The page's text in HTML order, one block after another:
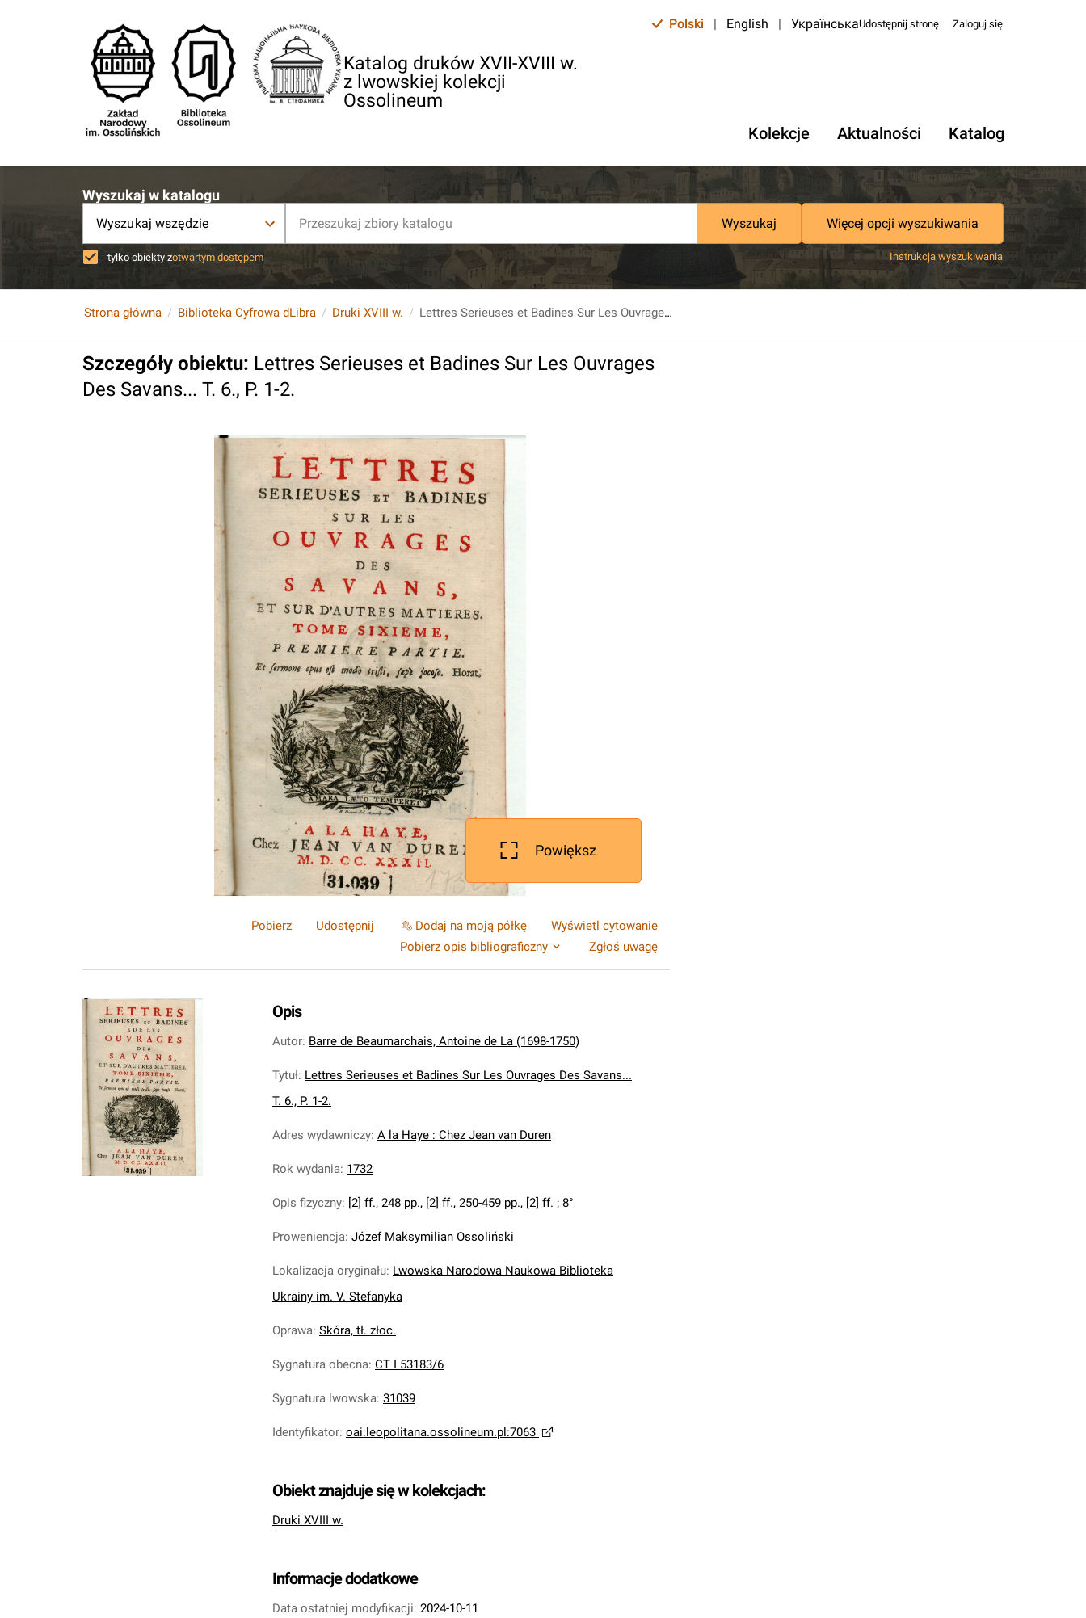
Katalog druków XVII-XVIII w.
z lwowskiej kolekcji
Ossolineum
Polski | English | УкраїнськаUdostępnij stronę Zaloguj się
Kolekcje Aktualności Katalog
Wyszukaj w katalogu
Wyszukaj wszędzie Wyszukaj Więcej opcji wyszukiwania
tylko obiekty zotwartym dostępem Instrukcja wyszukiwania
Strona główna Biblioteka Cyfrowa dLibra Druki XVIII w. Lettres Serieuses et Badines Sur Les Ouvrages Des Savans... T. 6., P. 1-2.
Szczegóły obiektu: Lettres Serieuses et Badines Sur Les Ouvrages
Des Savans... T. 6., P. 1-2.
Powiększ
Pobierz Udostępnij Dodaj na moją półkę
Wyświetl cytowanie
Pobierz opis bibliograficzny
Zgłoś uwagę
Opis
Autor: Barre de Beaumarchais, Antoine de La (1698-1750)
Tytuł: Lettres Serieuses et Badines Sur Les Ouvrages Des Savans...
T. 6., P. 1-2.
Adres wydawniczy: A la Haye : Chez Jean van Duren
Rok wydania: 1732
Opis fizyczny: [2] ff., 248 pp., [2] ff., 250-459 pp., [2] ff. ; 8°
Proweniencja: Józef Maksymilian Ossoliński
Lokalizacja oryginału: Lwowska Narodowa Naukowa Biblioteka
Ukrainy im. V. Stefanyka
Oprawa: Skóra, tł. złoc.
Sygnatura obecna: CT I 53183/6
Sygnatura lwowska: 31039
Identyfikator: oai:leopolitana.ossolineum.pl:7063
Obiekt znajduje się w kolekcjach:
Druki XVIII w.
Informacje dodatkowe
Data ostatniej modyfikacji: 2024-10-11